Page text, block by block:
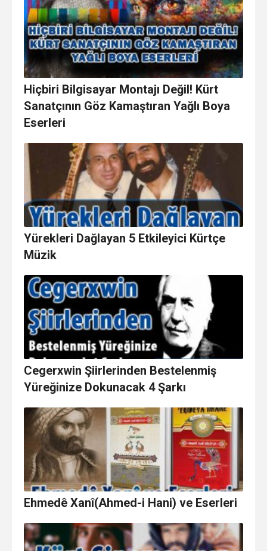
Hiçbiri Bilgisayar Montajı Değil! Kürt
Sanatçının Göz Kamaştıran Yağlı Boya
Eserleri
Yürekleri Dağlayan 5 Etkileyici Kürtçe
Müzik
Cegerxwin Şiirlerinden Bestelenmiş
Yüreğinize Dokunacak 4 Şarkı
Ehmedê Xanî(Ahmed-i Hani) ve Eserleri